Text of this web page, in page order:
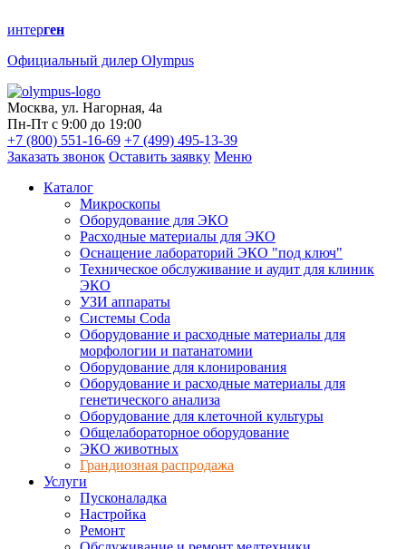
интерген
Официальный дилер Olympus
Москва, ул. Нагорная, 4а
Пн-Пт с 9:00 до 19:00
+7 (800) 551-16-69 +7 (499) 495-13-39
Заказать звонок Оставить заявку Меню
Каталог
Микроскопы
Оборудование для ЭКО
Расходные материалы для ЭКО
Оснащение лабораторий ЭКО "под ключ"
Техническое обслуживание и аудит для клиник
ЭКО
УЗИ аппараты
Системы Coda
Оборудование и расходные материалы для
морфологии и патанатомии
Оборудование для клонирования
Оборудование и расходные материалы для
генетического анализа
Оборудование для клеточной культуры
Общелабораторное оборудование
ЭКО животных
Грандиозная распродажа
Услуги
Пусконаладка
Настройка
Ремонт